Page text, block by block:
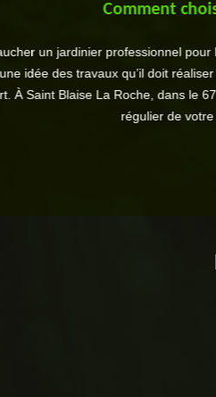
Comment
un jardinier professionnel pour
idée des travaux qu’il doit réaliser
Saint Blaise La Roche, dans le
régulier de votre